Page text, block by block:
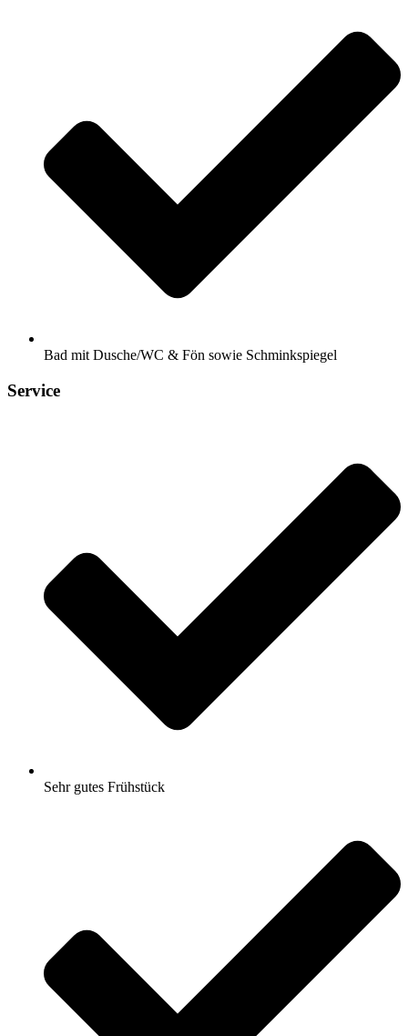
Bad mit Dusche/WC & Fön sowie Schminkspiegel
Service
Sehr gutes Frühstück